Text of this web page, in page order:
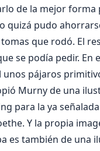
de la mejor forma
quizá pudo
que rodó. El
se podía pedir. En
unos pájaros
Murny de una
para la ya
Y la propia
es también de una